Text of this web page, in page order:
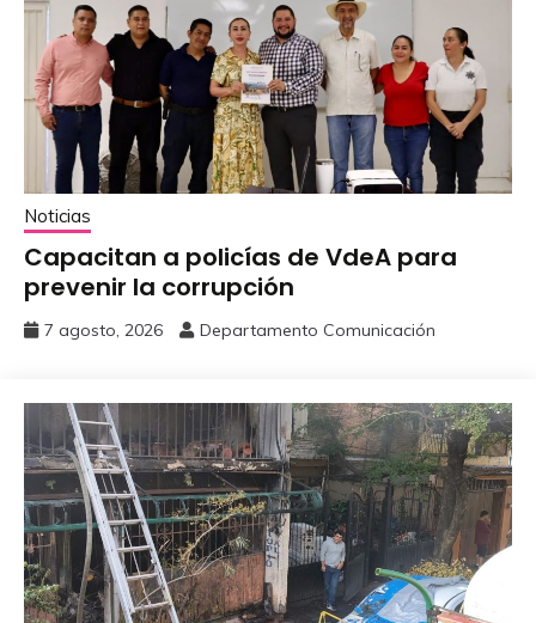
Noticias
Capacitan a policías de VdeA ‎para
prevenir la corrupción
7 agosto, 2026 Departamento Comunicación